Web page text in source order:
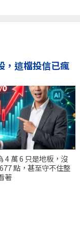
，這檔投信已瘋
4 萬 6 只是地板，沒
點，甚至守不住整
著